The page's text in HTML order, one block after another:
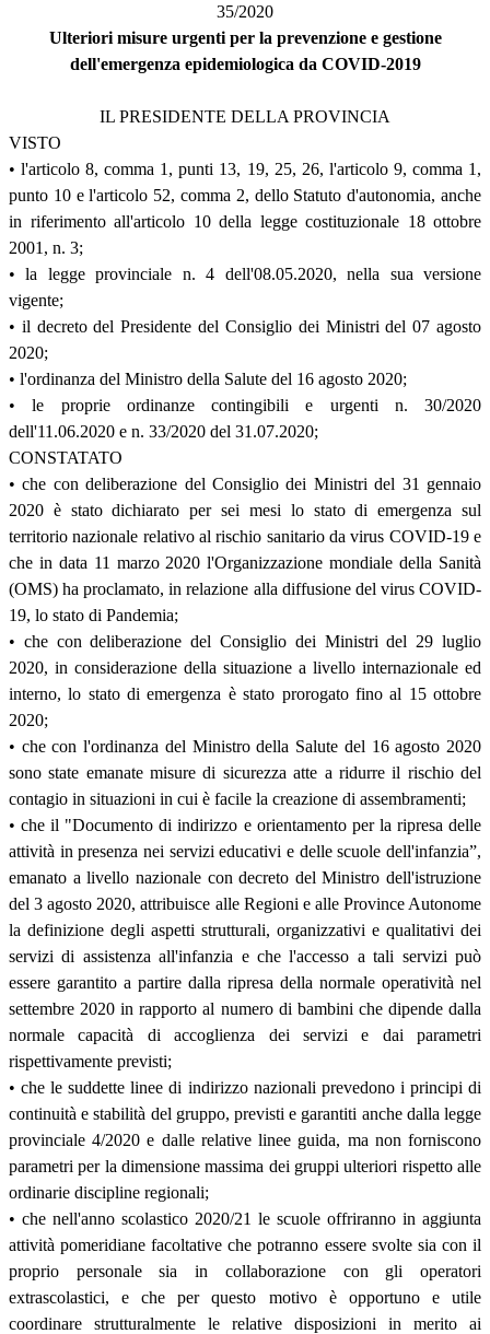
35/2020
Ulteriori misure urgenti per la prevenzione e gestione
dell'emergenza epidemiologica da COVID-2019
IL PRESIDENTE DELLA PROVINCIA
VISTO
• l'articolo 8, comma 1, punti 13, 19, 25, 26, l'articolo 9, comma 1,
punto 10 e l'articolo 52, comma 2, dello Statuto d'autonomia, anche
in riferimento all'articolo 10 della legge costituzionale 18 ottobre
2001, n. 3;
• la legge provinciale n. 4 dell'08.05.2020, nella sua versione
vigente;
• il decreto del Presidente del Consiglio dei Ministri del 07 agosto
2020;
• l'ordinanza del Ministro della Salute del 16 agosto 2020;
• le proprie ordinanze contingibili e urgenti n. 30/2020
dell'11.06.2020 e n. 33/2020 del 31.07.2020;
CONSTATATO
• che con deliberazione del Consiglio dei Ministri del 31 gennaio
2020 è stato dichiarato per sei mesi lo stato di emergenza sul
territorio nazionale relativo al rischio sanitario da virus COVID-19 e
che in data 11 marzo 2020 l'Organizzazione mondiale della Sanità
(OMS) ha proclamato, in relazione alla diffusione del virus COVID-
19, lo stato di Pandemia;
• che con deliberazione del Consiglio dei Ministri del 29 luglio
2020, in considerazione della situazione a livello internazionale ed
interno, lo stato di emergenza è stato prorogato fino al 15 ottobre
2020;
• che con l'ordinanza del Ministro della Salute del 16 agosto 2020
sono state emanate misure di sicurezza atte a ridurre il rischio del
contagio in situazioni in cui è facile la creazione di assembramenti;
• che il "Documento di indirizzo e orientamento per la ripresa delle
attività in presenza nei servizi educativi e delle scuole dell'infanzia”,
emanato a livello nazionale con decreto del Ministro dell'istruzione
del 3 agosto 2020, attribuisce alle Regioni e alle Province Autonome
la definizione degli aspetti strutturali, organizzativi e qualitativi dei
servizi di assistenza all'infanzia e che l'accesso a tali servizi può
essere garantito a partire dalla ripresa della normale operatività nel
settembre 2020 in rapporto al numero di bambini che dipende dalla
normale capacità di accoglienza dei servizi e dai parametri
rispettivamente previsti;
• che le suddette linee di indirizzo nazionali prevedono i principi di
continuità e stabilità del gruppo, previsti e garantiti anche dalla legge
provinciale 4/2020 e dalle relative linee guida, ma non forniscono
parametri per la dimensione massima dei gruppi ulteriori rispetto alle
ordinarie discipline regionali;
• che nell'anno scolastico 2020/21 le scuole offriranno in aggiunta
attività pomeridiane facoltative che potranno essere svolte sia con il
proprio personale sia in collaborazione con gli operatori
extrascolastici, e che per questo motivo è opportuno e utile
coordinare strutturalmente le relative disposizioni in merito ai